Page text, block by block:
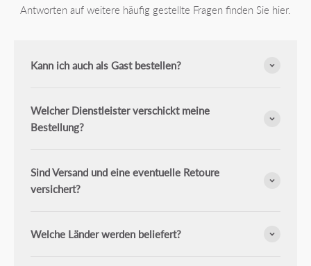
Antworten auf weitere häufig gestellte Fragen finden Sie hier.
Kann ich auch als Gast bestellen?
Welcher Dienstleister verschickt meine
Bestellung?
Sind Versand und eine eventuelle Retoure
versichert?
Welche Länder werden beliefert?